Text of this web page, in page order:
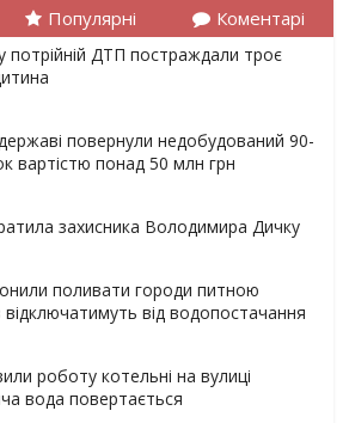
Популярні Коментарі
потрійній ДТП постраждали троє
повернули недобудований 90-
вартістю понад 50 млн грн
захисника Володимира Дичку
поливати городи питною
від водопостачання
роботу котельні на вулиці
вода повертається